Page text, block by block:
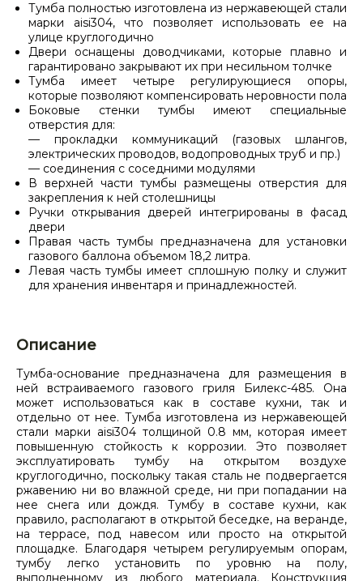
Тумба полностью изготовлена из нержавеющей стали
марки aisi304, что позволяет использовать ее на
улице круглогодично
Двери оснащены доводчиками, которые плавно и
гарантировано закрывают их при несильном толчке
Тумба имеет четыре регулирующиеся опоры,
которые позволяют компенсировать неровности пола
Боковые стенки тумбы имеют специальные
отверстия для:
— прокладки коммуникаций (газовых шлангов,
электрических проводов, водопроводных труб и пр.)
— соединения с соседними модулями
В верхней части тумбы размещены отверстия для
закрепления к ней столешницы
Ручки открывания дверей интегрированы в фасад
двери
Правая часть тумбы предназначена для установки
газового баллона объемом 18,2 литра.
Левая часть тумбы имеет сплошную полку и служит
для хранения инвентаря и принадлежностей.
Описание
Тумба-основание предназначена для размещения в
ней встраиваемого газового гриля Билекс-485. Она
может использоваться как в составе кухни, так и
отдельно от нее. Тумба изготовлена из нержавеющей
стали марки aisi304 толщиной 0.8 мм, которая имеет
повышенную стойкость к коррозии. Это позволяет
эксплуатировать тумбу на открытом воздухе
круглогодично, поскольку такая сталь не подвергается
ржавению ни во влажной среде, ни при попадании на
нее снега или дождя. Тумбу в составе кухни, как
правило, располагают в открытой беседке, на веранде,
на террасе, под навесом или просто на открытой
площадке. Благодаря четырем регулируемым опорам,
тумбу легко установить по уровню на полу,
выполненному из любого материала. Конструкция